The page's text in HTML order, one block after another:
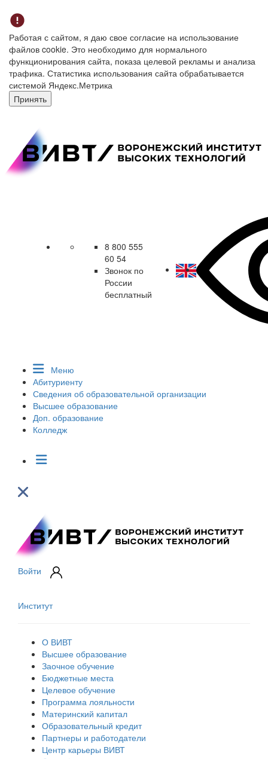
Работая с сайтом, я даю свое согласие на использование
файлов cookie. Это необходимо для нормального
функционирования сайта, показа целевой рекламы и анализа
трафика. Статистика использования сайта обрабатывается
системой Яндекс.Метрика
Принять
8 800 555
60 54
Звонок по
России
бесплатный
Меню
Абитуриенту
Сведения об образовательной организации
Высшее образование
Доп. образование
Колледж
Войти
Институт
О ВИВТ
Высшее образование
Заочное обучение
Бюджетные места
Целевое обучение
Программа лояльности
Материнский капитал
Образовательный кредит
Партнеры и работодатели
Центр карьеры ВИВТ